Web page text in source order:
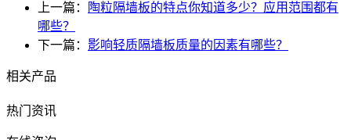
上一篇：
陶粒隔墙板的特点你知道多少？应用范围都有
哪些？
下一篇： 影响轻质隔墙板质量的因素有哪些？
相关产品
热门资讯